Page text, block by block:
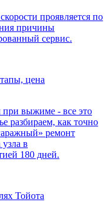
проявляется по
причины
сервис.
цена
выжиме - все это
разбираем, как точно
ремонт
в
180 дней.
Тойота